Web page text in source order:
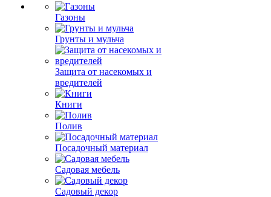
Газоны
Грунты и мульча
Защита от насекомых и
вредителей
Книги
Полив
Посадочный материал
Садовая мебель
Садовый декор